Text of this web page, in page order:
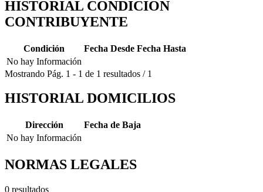
HISTORIAL CONDICION
CONTRIBUYENTE
Condición Fecha Desde Fecha Hasta
No hay Información
Mostrando Pág. 1 - 1 de 1 resultados / 1
HISTORIAL DOMICILIOS
Dirección
Fecha de Baja
No hay Información
NORMAS LEGALES
0 resultados